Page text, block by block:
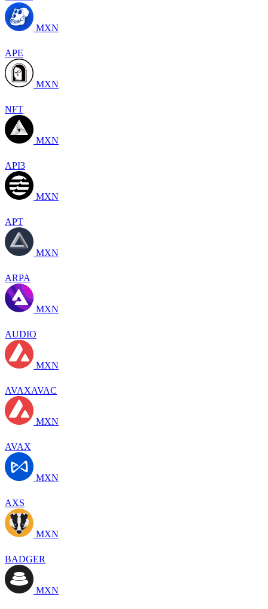
MXN
APE
MXN
NFT
MXN
API3
MXN
APT
MXN
ARPA
MXN
AUDIO
MXN
AVAXAVAC
MXN
AVAX
MXN
AXS
MXN
BADGER
MXN